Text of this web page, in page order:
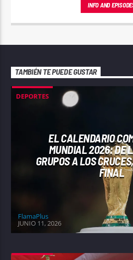
INFO AND
TAMBIÉN TE PUEDE GUSTAR
DEPORTES
EL CALENDARIO
MUNDIAL 2026: DE
GRUPOS A LOS
FINAL
FlamaPlus
JUNIO 11, 2026